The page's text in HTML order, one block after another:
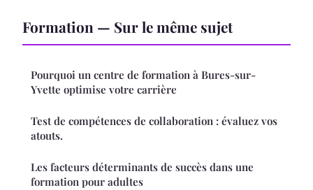
Formation — Sur le même sujet
Pourquoi un centre de formation à Bures-sur-
Yvette optimise votre carrière
Test de compétences de collaboration : évaluez vos
atouts.
Les facteurs déterminants de succès dans une
formation pour adultes